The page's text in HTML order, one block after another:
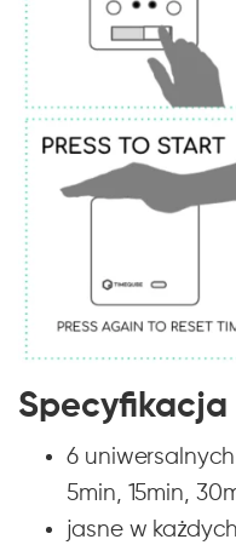
Specyfikacja
6
5min, 15min,
jasne w